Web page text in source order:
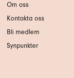
Om oss
Kontakta oss
Bli medlem
Synpunkter